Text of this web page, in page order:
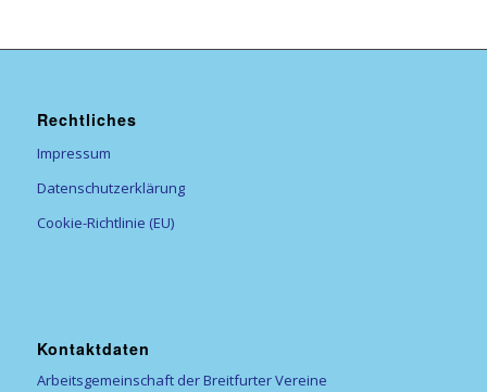
Rechtliches
Impressum
Datenschutzerklärung
Cookie-Richtlinie (EU)
Kontaktdaten
Arbeitsgemeinschaft der Breitfurter Vereine